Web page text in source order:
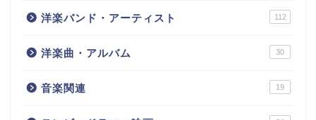
洋楽バンド・アーティスト 112
洋楽曲・アルバム 30
音楽関連 19